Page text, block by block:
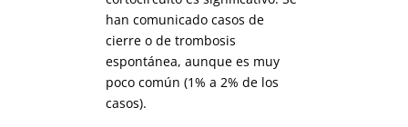
han comunicado casos de
cierre o de trombosis
espontánea, aunque es muy
poco común (1% a 2% de los
casos).